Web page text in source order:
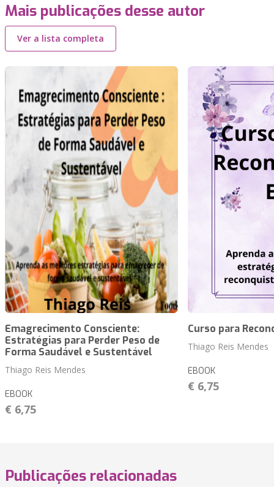
Mais publicações desse autor
Ver a lista completa
Emagrecimento Consciente:
Estratégias para Perder Peso de
Forma Saudável e Sustentável
Thiago Reis Mendes
EBOOK
€ 6,75
Curso para
Thiago Reis Mendes
EBOOK
€ 6,75
Publicações relacionadas